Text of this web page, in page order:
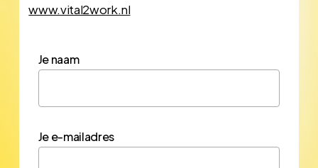
www.vital2work.nl
Je naam
Je e-mailadres